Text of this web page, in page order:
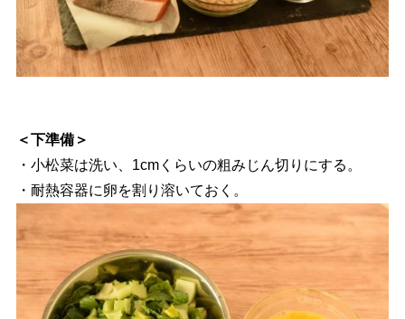
＜下準備＞
・小松菜は洗い、1cmくらいの粗みじん切りにする。
・耐熱容器に卵を割り溶いておく。